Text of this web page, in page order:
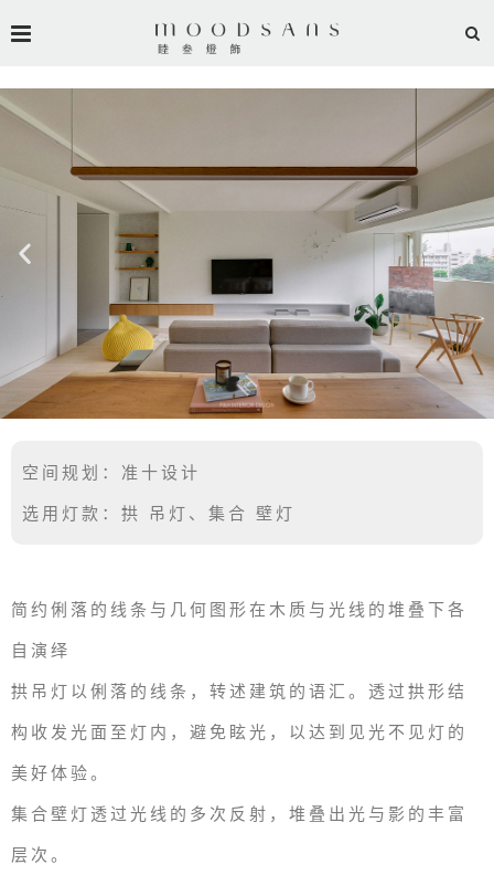
空间规划：准十设计
选用灯款：拱 吊灯、集合 壁灯
简约俐落的线条与几何图形在木质与光线的堆叠下各
自演绎
拱吊灯以俐落的线条，转述建筑的语汇。透过拱形结
构收发光面至灯内，避免眩光，以达到见光不见灯的
美好体验。
集合壁灯透过光线的多次反射，堆叠出光与影的丰富
层次。